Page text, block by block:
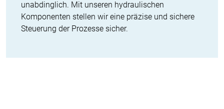
unabdinglich. Mit unseren hydraulischen
Komponenten stellen wir eine präzise und sichere
Steuerung der Prozesse sicher.